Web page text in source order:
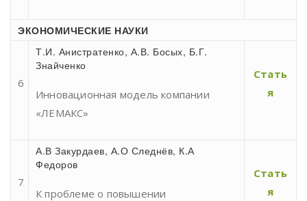
ЭКОНОМИЧЕСКИЕ НАУКИ
6
Т.И. Анистратенко, А.В. Босых, Б.Г.
Знайченко
Инновационная модель компании
«ЛЕМАКС»
Стать
я
7
А.В Закурдаев, А.О Следнёв, К.А
Федоров
К проблеме о повышении
Стать
я